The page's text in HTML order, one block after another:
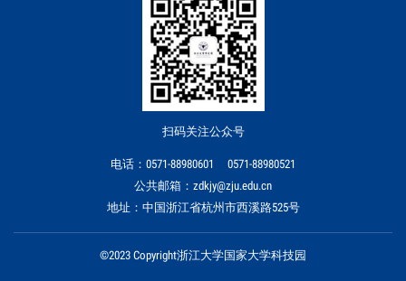
扫码关注公众号
电话：0571-88980601 0571-88980521
公共邮箱：zdkjy@zju.edu.cn
地址：中国浙江省杭州市西溪路525号
©2023 Copyright浙江大学国家大学科技园